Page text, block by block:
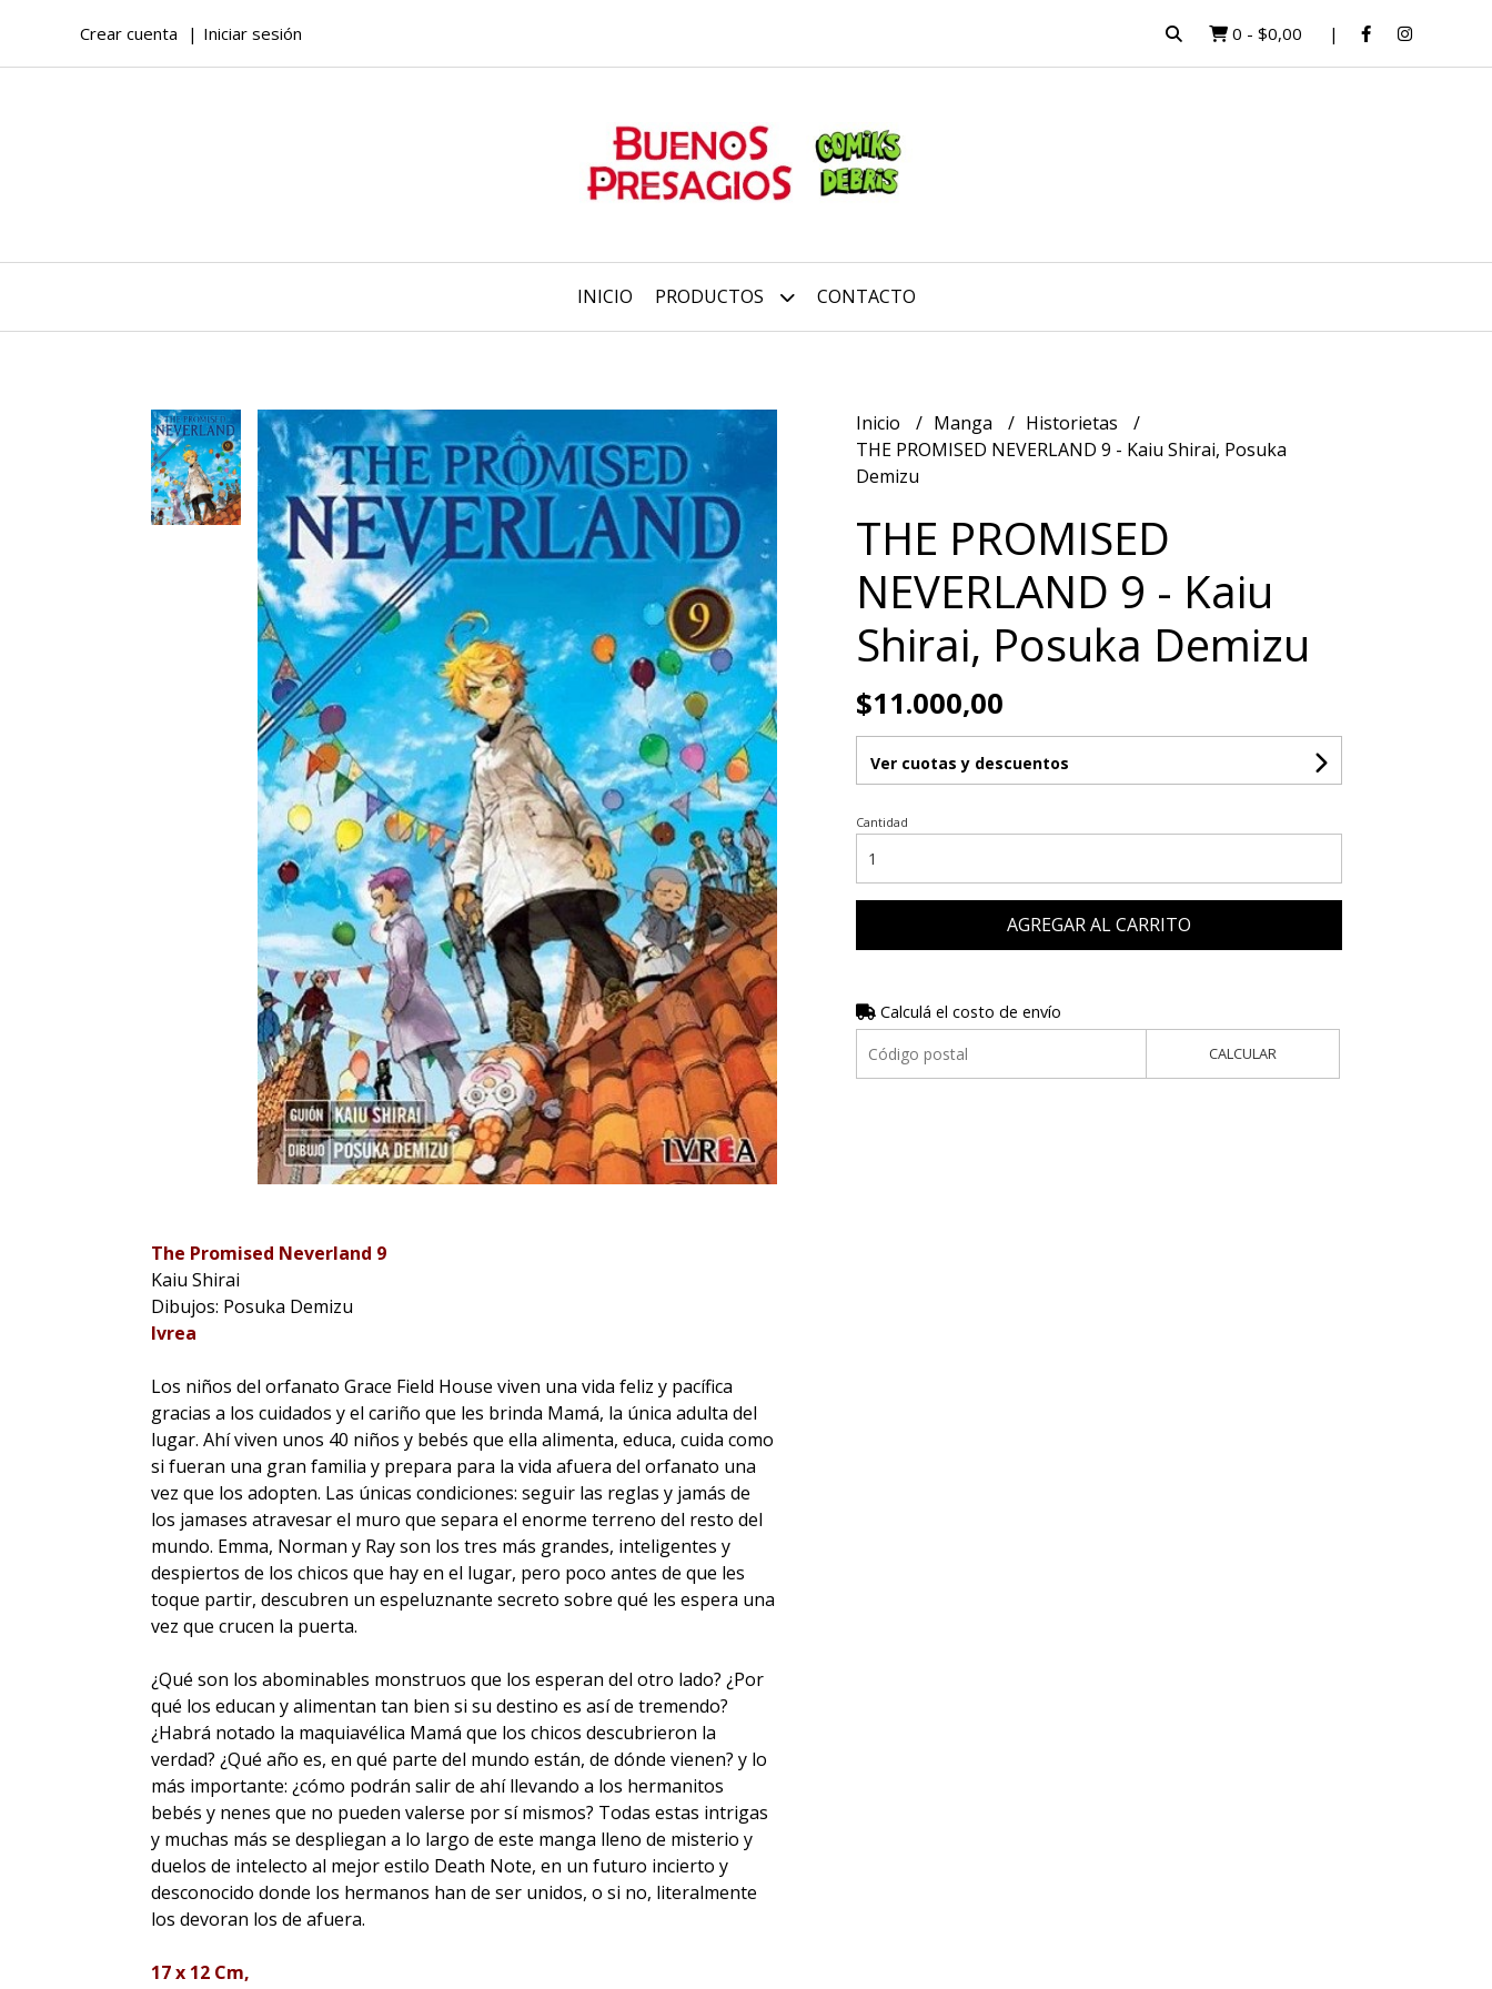
Crear cuenta Iniciar sesión 0 - $0,00
INICIO PRODUCTOS CONTACTO
The Promised Neverland 9
Kaiu Shirai
Dibujos: Posuka Demizu
Ivrea
Los niños del orfanato Grace Field House viven una vida feliz y pacífica
gracias a los cuidados y el cariño que les brinda Mamá, la única adulta del
lugar. Ahí viven unos 40 niños y bebés que ella alimenta, educa, cuida como
si fueran una gran familia y prepara para la vida afuera del orfanato una
vez que los adopten. Las únicas condiciones: seguir las reglas y jamás de
los jamases atravesar el muro que separa el enorme terreno del resto del
mundo. Emma, Norman y Ray son los tres más grandes, inteligentes y
despiertos de los chicos que hay en el lugar, pero poco antes de que les
toque partir, descubren un espeluznante secreto sobre qué les espera una
vez que crucen la puerta.
¿Qué son los abominables monstruos que los esperan del otro lado? ¿Por
qué los educan y alimentan tan bien si su destino es así de tremendo?
¿Habrá notado la maquiavélica Mamá que los chicos descubrieron la
verdad? ¿Qué año es, en qué parte del mundo están, de dónde vienen? y lo
más importante: ¿cómo podrán salir de ahí llevando a los hermanitos
bebés y nenes que no pueden valerse por sí mismos? Todas estas intrigas
y muchas más se despliegan a lo largo de este manga lleno de misterio y
duelos de intelecto al mejor estilo Death Note, en un futuro incierto y
desconocido donde los hermanos han de ser unidos, o si no, literalmente
los devoran los de afuera.
17 x 12 Cm,
Inicio Manga
Historietas
THE PROMISED NEVERLAND 9 - Kaiu Shirai, Posuka
Demizu
THE PROMISED
NEVERLAND 9 - Kaiu
Shirai, Posuka Demizu
$11.000,00
Ver cuotas y descuentos
Cantidad
AGREGAR AL CARRITO
Calculá el costo de envío
CALCULAR